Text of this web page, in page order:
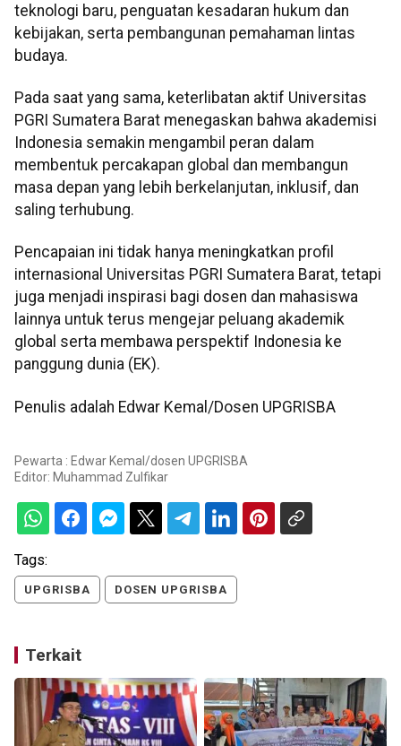
teknologi baru, penguatan kesadaran hukum dan
kebijakan, serta pembangunan pemahaman lintas
budaya.
Pada saat yang sama, keterlibatan aktif Universitas
PGRI Sumatera Barat menegaskan bahwa akademisi
Indonesia semakin mengambil peran dalam
membentuk percakapan global dan membangun
masa depan yang lebih berkelanjutan, inklusif, dan
saling terhubung.
Pencapaian ini tidak hanya meningkatkan profil
internasional Universitas PGRI Sumatera Barat, tetapi
juga menjadi inspirasi bagi dosen dan mahasiswa
lainnya untuk terus mengejar peluang akademik
global serta membawa perspektif Indonesia ke
panggung dunia (EK).
Penulis adalah Edwar Kemal/Dosen UPGRISBA
Pewarta : Edwar Kemal/dosen UPGRISBA
Editor: Muhammad Zulfikar
Tags:
UPGRISBA DOSEN UPGRISBA
Terkait